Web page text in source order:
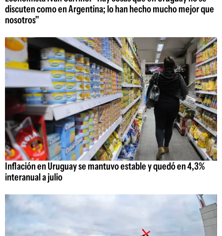
discuten como en Argentina; lo han hecho mucho mejor que
nosotros"
Inflación en Uruguay se mantuvo estable y quedó en 4,3%
interanual a julio